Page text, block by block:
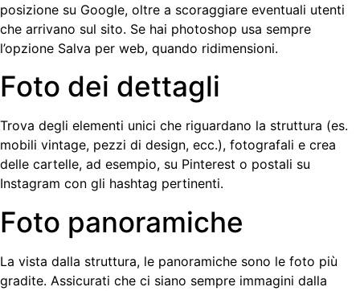
posizione su Google, oltre a scoraggiare eventuali utenti
che arrivano sul sito. Se hai photoshop usa sempre
l’opzione Salva per web, quando ridimensioni.
Foto dei dettagli
Trova degli elementi unici che riguardano la struttura (es.
mobili vintage, pezzi di design, ecc.), fotografali e crea
delle cartelle, ad esempio, su Pinterest o postali su
Instagram con gli hashtag pertinenti.
Foto panoramiche
La vista dalla struttura, le panoramiche sono le foto più
gradite. Assicurati che ci siano sempre immagini dalla